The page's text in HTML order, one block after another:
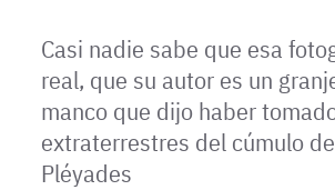
Casi nadie sabe que esa
real, que su autor es un
manco que dijo haber
extraterrestres del cúmulo
Pléyades